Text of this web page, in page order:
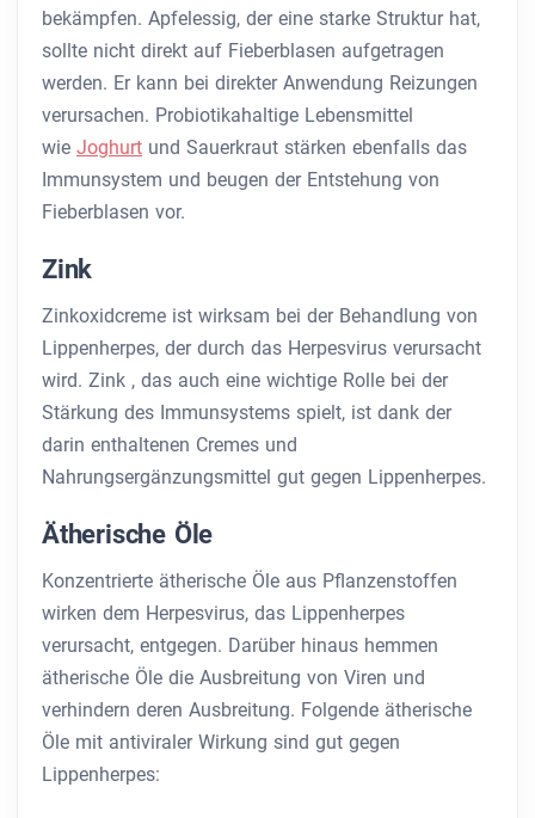
bekämpfen. Apfelessig, der eine starke Struktur hat,
sollte nicht direkt auf Fieberblasen aufgetragen
werden. Er kann bei direkter Anwendung Reizungen
verursachen. Probiotikahaltige Lebensmittel
wie Joghurt und Sauerkraut stärken ebenfalls das
Immunsystem und beugen der Entstehung von
Fieberblasen vor.
Zink
Zinkoxidcreme ist wirksam bei der Behandlung von
Lippenherpes, der durch das Herpesvirus verursacht
wird. Zink , das auch eine wichtige Rolle bei der
Stärkung des Immunsystems spielt, ist dank der
darin enthaltenen Cremes und
Nahrungsergänzungsmittel gut gegen Lippenherpes.
Ätherische Öle
Konzentrierte ätherische Öle aus Pflanzenstoffen
wirken dem Herpesvirus, das Lippenherpes
verursacht, entgegen. Darüber hinaus hemmen
ätherische Öle die Ausbreitung von Viren und
verhindern deren Ausbreitung. Folgende ätherische
Öle mit antiviraler Wirkung sind gut gegen
Lippenherpes: